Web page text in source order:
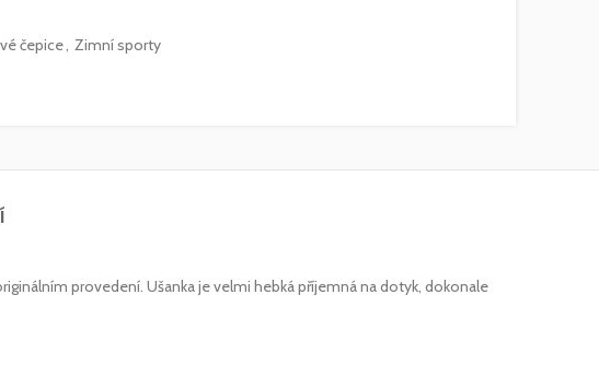
čepice, Zimní sporty
provedení. Ušanka je velmi hebká příjemná na dotyk, dokonale